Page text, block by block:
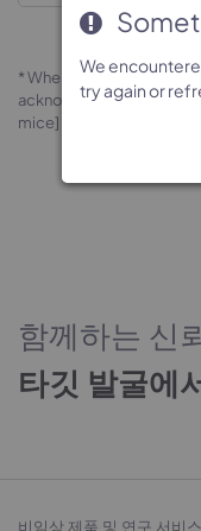
* When publishing
acknowledge the source
mice] (Cat# 170478)
함께하는 신
타깃 발굴에
We
try again or
We
try again or
We
try again or
We
try again or